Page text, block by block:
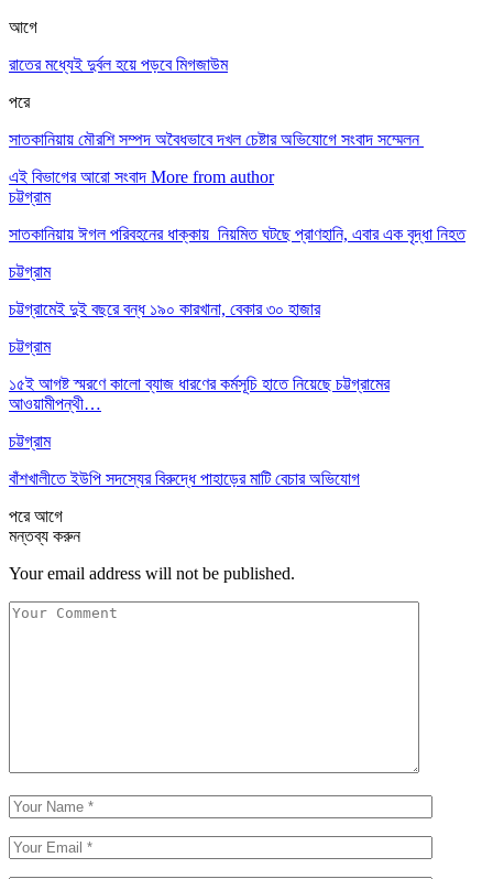
আগে
রাতের মধ্যেই দুর্বল হয়ে পড়বে মিগজাউম
পরে
সাতকানিয়ায় মৌরশি সম্পদ অবৈধভাবে দখল চেষ্টার অভিযোগে সংবাদ সম্মেলন
এই বিভাগের আরো সংবাদ More from author
চট্টগ্রাম
সাতকানিয়ায় ঈগল পরিবহনের ধাক্কায় নিয়মিত ঘটছে প্রাণহানি, এবার এক বৃদ্ধা নিহত
চট্টগ্রাম
চট্টগ্রামেই দুই বছরে বন্ধ ১৯০ কারখানা, বেকার ৩০ হাজার
চট্টগ্রাম
১৫ই আগষ্ট স্মরণে কালো ব্যাজ ধারণের কর্মসূচি হাতে নিয়েছে চট্টগ্রামের
আওয়ামীপন্থী…
চট্টগ্রাম
বাঁশখালীতে ইউপি সদস্যের বিরুদ্ধে পাহাড়ের মাটি বেচার অভিযোগ
পরেআগে
মন্তব্য করুন
Your email address will not be published.